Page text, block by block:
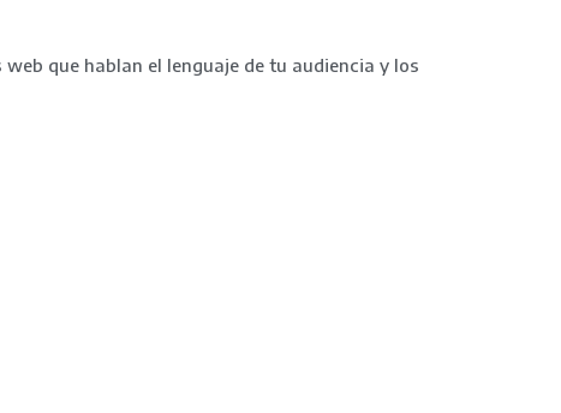
que hablan el lenguaje de tu audiencia y los